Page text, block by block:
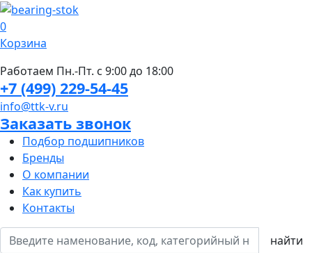
0
Корзина
Работаем Пн.-Пт. с 9:00 до 18:00
+7 (499) 229-54-45
info@ttk-v.ru
Заказать звонок
Подбор подшипников
Бренды
О компании
Как купить
Контакты